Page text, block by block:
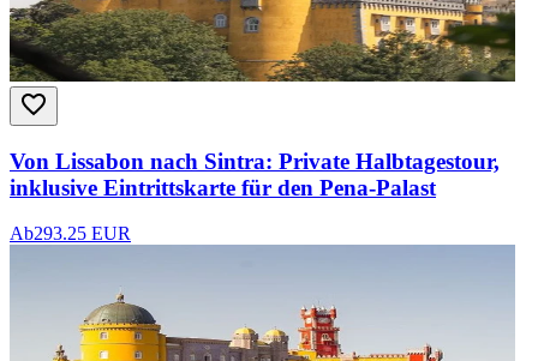
Von Lissabon nach Sintra: Private Halbtagestour,
inklusive Eintrittskarte für den Pena-Palast
Ab293.25 EUR